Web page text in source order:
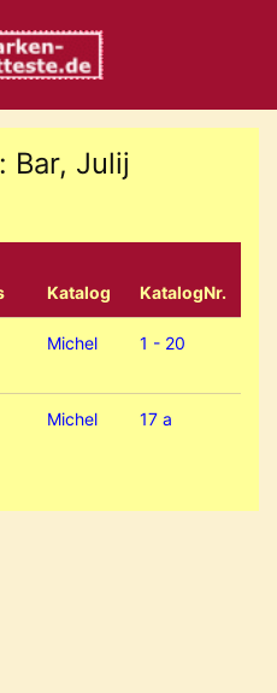
Bar, Julij
Katalog KatalogNr.
Michel 1 - 20
Michel 17 a